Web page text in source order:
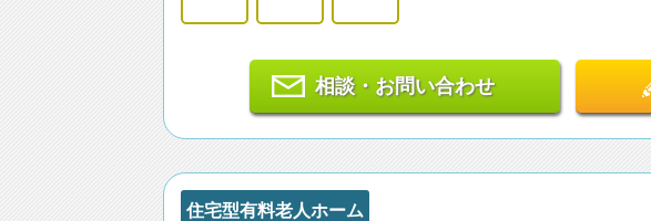
相談・お問い合わせ
住宅型有料老人ホーム